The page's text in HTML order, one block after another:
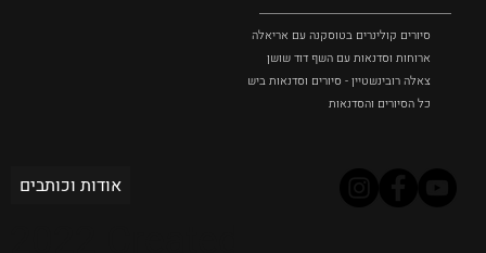
סיורים קולינרים בטוסקנה עם אריאלה בנקיר
ארוחות וסדנאות עם השף דוד שושן
צאלה רובינשטיין - סיורים וסדנאות בישול בטוסקנה
כל הסיורים והסדנאות
אודות וכותבים